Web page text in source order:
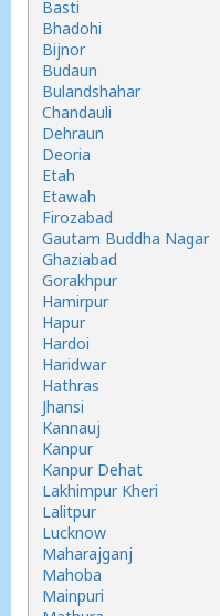
Basti
Bhadohi
Bijnor
Budaun
Bulandshahar
Chandauli
Dehraun
Deoria
Etah
Etawah
Firozabad
Gautam Buddha Nagar
Ghaziabad
Gorakhpur
Hamirpur
Hapur
Hardoi
Haridwar
Hathras
Jhansi
Kannauj
Kanpur
Kanpur Dehat
Lakhimpur Kheri
Lalitpur
Lucknow
Maharajganj
Mahoba
Mainpuri